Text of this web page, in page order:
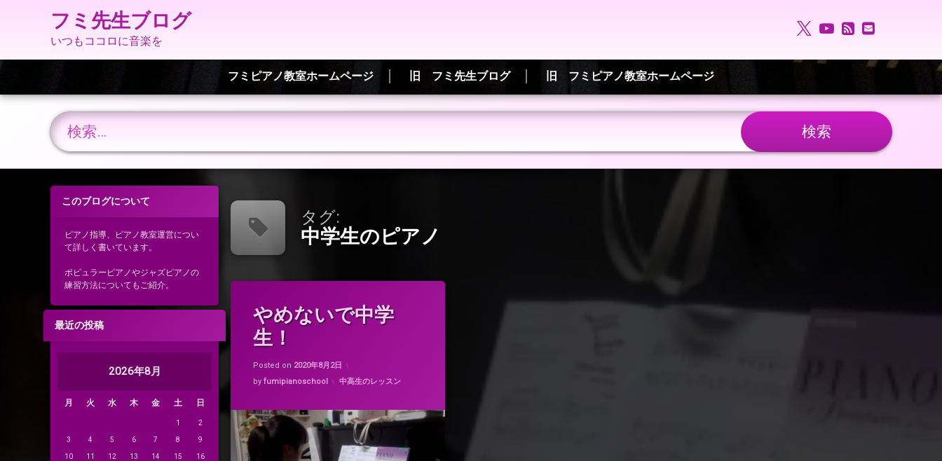
フミ先生ブログ
いつもココロに音楽を 電話番号:
X.com
YouTube
RSSメールア
フミピアノ教室ホームページ 旧 フミ先生ブログ 旧 フミピアノ教室ホームページ
検索:
タグ:
中学生のピアノ
やめないで中学
生！
Posted on 2020年8月2日
by fumipianoschool カテゴリー:
中高生のレッスン
中学生のピアノ
このブログについて
ピアノ指導、ピアノ教室運営につい
て詳しく書いています。
ポピュラーピアノやジャズピアノの
練習方法についてもご紹介。
最近の投稿
2026年8月
月 火 水 木 金 土 日
1 2
3 4 5 6 7 8 9
10 11 12 13 14 15 16